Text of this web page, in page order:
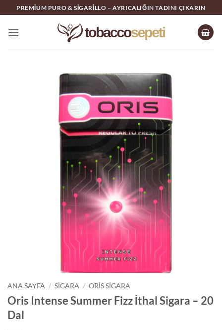
İçeriğe
atla
PREMIUM PURO & SIGARILLO – AYRICALIĞIN TADINI ÇIKARIN
ANA SAYFA / SIGARA / ORIS SIGARA
Oris Intense Summer Fizz İthal Sigara – 20
Dal